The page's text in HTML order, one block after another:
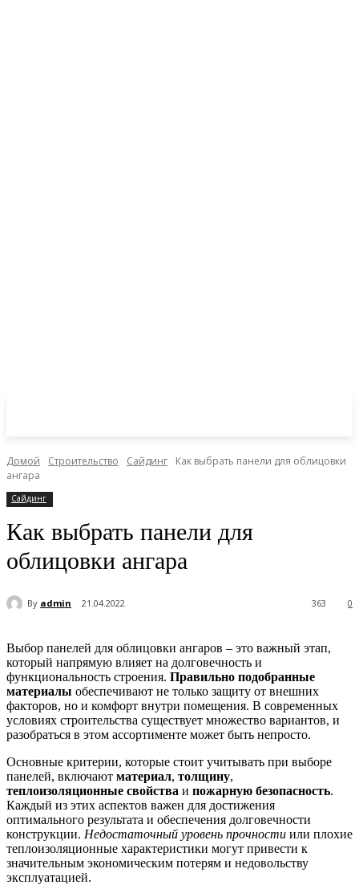
Домой Строительство Сайдинг
Как выбрать панели для облицовки
ангара
Сайдинг
Как выбрать панели для
облицовки ангара
By admin 21.04.2022 0
363
Выбор панелей для облицовки ангаров – это важный этап,
который напрямую влияет на долговечность и
функциональность строения. Правильно подобранные
материалы обеспечивают не только защиту от внешних
факторов, но и комфорт внутри помещения. В современных
условиях строительства существует множество вариантов, и
разобраться в этом ассортименте может быть непросто.
Основные критерии, которые стоит учитывать при выборе
панелей, включают материал, толщину,
теплоизоляционные свойства и пожарную безопасность.
Каждый из этих аспектов важен для достижения
оптимального результата и обеспечения долговечности
конструкции. Недостаточный уровень прочности или плохие
теплоизоляционные характеристики могут привести к
значительным экономическим потерям и недовольству
эксплуатацией.